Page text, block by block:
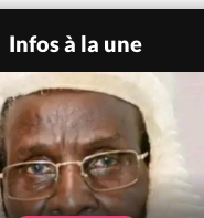
Infos à la une